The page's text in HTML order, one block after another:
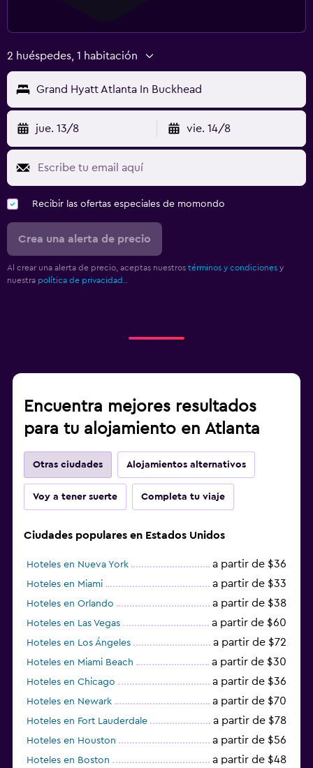
2 huéspedes, 1 habitación
Grand Hyatt Atlanta In Buckhead
jue. 13/8 vie. 14/8
Recibir las ofertas especiales de momondo
Crea una alerta de precio
Al crear una alerta de precio, aceptas nuestros términos y condiciones y
nuestra política de privacidad.
Encuentra mejores resultados
para tu alojamiento en Atlanta
Otras ciudades Alojamientos alternativos
Voy a tener suerte Completa tu viaje
Ciudades populares en Estados Unidos
Hoteles en Nueva York a partir de $36
Hoteles en Miami a partir de $33
Hoteles en Orlando a partir de $38
Hoteles en Las Vegas a partir de $60
Hoteles en Los Ángeles a partir de $72
Hoteles en Miami Beach a partir de $30
Hoteles en Chicago a partir de $36
Hoteles en Newark a partir de $70
Hoteles en Fort Lauderdale a partir de $78
Hoteles en Houston a partir de $56
Hoteles en Boston a partir de $48